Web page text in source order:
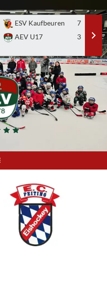
ESV Kaufbeuren
7
AEV U17
3